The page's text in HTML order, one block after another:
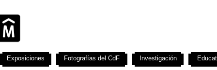
Exposiciones Fotografías del CdF Investigación